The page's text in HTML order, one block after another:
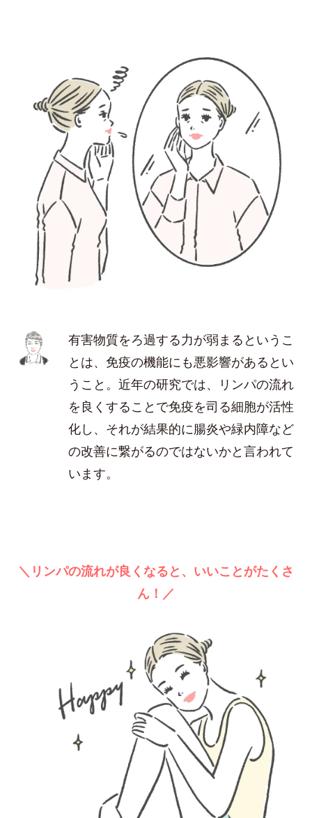
有害物質をろ過する力が弱まるというこ
とは、免疫の機能にも悪影響があるとい
うこと。近年の研究では、リンパの流れ
を良くすることで免疫を司る細胞が活性
化し、それが結果的に腸炎や緑内障など
の改善に繋がるのではないかと言われて
います。
＼リンパの流れが良くなると、いいことがたくさ
ん！／